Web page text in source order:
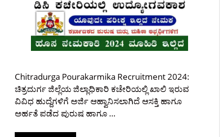
Chitradurga Pourakarmika Recruitment 2024:
ಚಿತ್ರದುರ್ಗ ಜಿಲ್ಲೆಯ ಜಿಲ್ಲಾಧಿಕಾರಿ ಕಚೇರಿಯಲ್ಲಿ ಖಾಲಿ ಇರುವ
ವಿವಿಧ ಹುದ್ದೆಗಳಿಗೆ ಅರ್ಜಿ ಆಹ್ವಾನಿಸಲಾಗಿದೆ ಆಸಕ್ತಿ ಹಾಗೂ
ಅರ್ಹತೆ ಪಡೆದ ಪುರುಷ ಹಾಗೂ …